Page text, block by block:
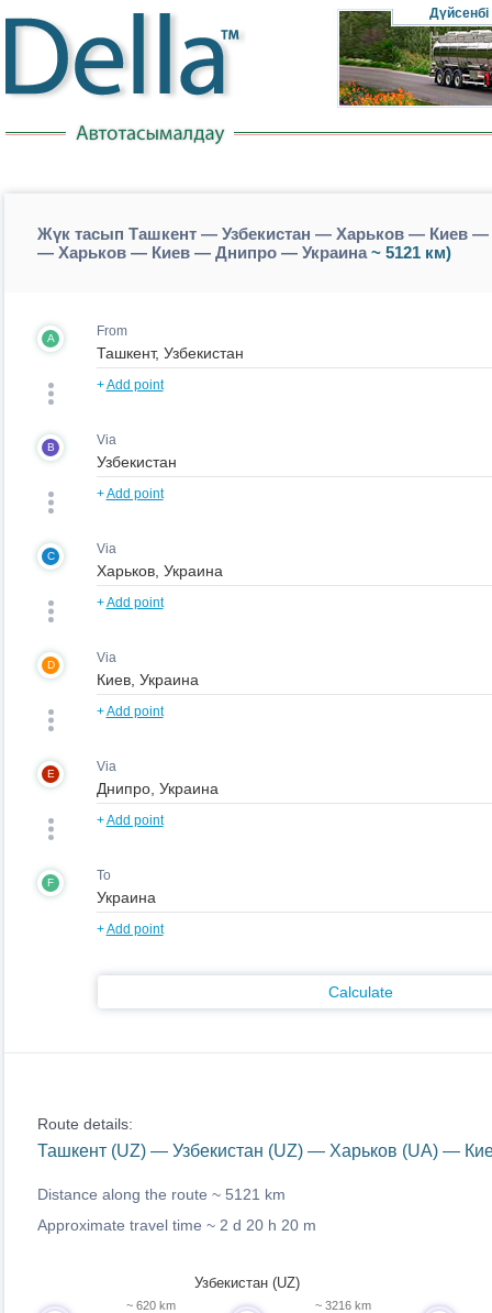
Дүйсенбі
Жүк тасып Ташкент — Узбекистан — Харьков — Киев
— Харьков — Киев — Днипро — Украина~ 5121 км)
A From
+Add point
B Via
+Add point
C Via
+Add point
D Via
+Add point
E Via
+Add point
F To
+Add point
Calculate
Route details:
Ташкент (UZ) — Узбекистан (UZ) — Харьков (UA) —
Distance along the route ~ 5121 km
Approximate travel time ~ 2 d 20 h 20 m
~ 620 km
Узбекистан (UZ)
~ 3216 km